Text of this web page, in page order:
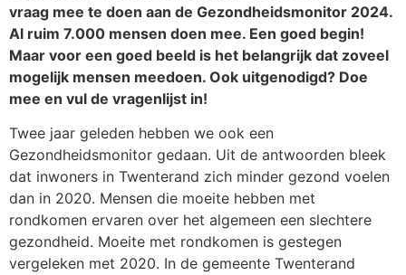
vraag mee te doen aan de Gezondheidsmonitor 2024.
Al ruim 7.000 mensen doen mee. Een goed begin!
Maar voor een goed beeld is het belangrijk dat zoveel
mogelijk mensen meedoen. Ook uitgenodigd? Doe
mee en vul de vragenlijst in!
Twee jaar geleden hebben we ook een
Gezondheidsmonitor gedaan. Uit de antwoorden bleek
dat inwoners in Twenterand zich minder gezond voelen
dan in 2020. Mensen die moeite hebben met
rondkomen ervaren over het algemeen een slechtere
gezondheid. Moeite met rondkomen is gestegen
vergeleken met 2020. In de gemeente Twenterand